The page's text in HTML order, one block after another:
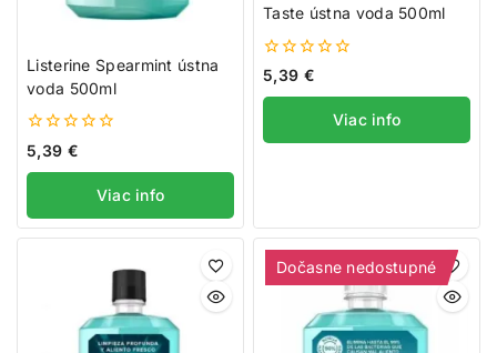
Listerine Spearmint ústna
voda 500ml
0
5
5,39 €
Viac info
Taste ústna voda 500ml
0
5
5,39 €
Viac info
Dočasne nedostupné